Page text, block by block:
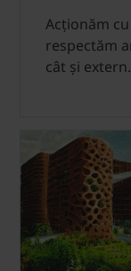
Acționăm
respectăm
cât și extern.